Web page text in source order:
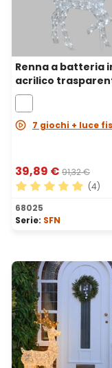
Renna a batteria
acrilico
105 cm, 180 led
freddo
7 giochi + luce
39,89 € 91,32 €
Valutazione
(4)
68025
Serie: SFN